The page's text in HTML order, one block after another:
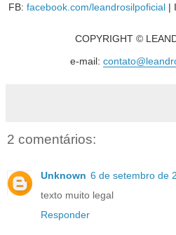
FB: facebook.com/leandrosilpoficial|
COPYRIGHT ©
e-mail:
2 comentários:
Unknown 6 de setembro de
texto muito legal
Responder